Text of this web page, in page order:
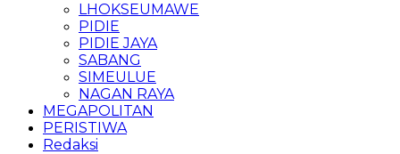
LHOKSEUMAWE
PIDIE
PIDIE JAYA
SABANG
SIMEULUE
NAGAN RAYA
MEGAPOLITAN
PERISTIWA
Redaksi